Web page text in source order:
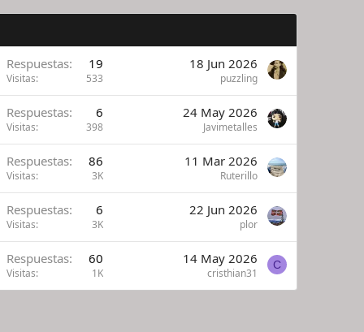
Respuestas 19
Visitas 533
18 Jun 2026
puzzling
Respuestas 6
Visitas 398
24 May 2026
Javimetalles
Respuestas 86
Visitas 3K
11 Mar 2026
Ruterillo
Respuestas 6
Visitas 3K
22 Jun 2026
plor
Respuestas 60
Visitas 1K
14 May 2026
cristhian31
C